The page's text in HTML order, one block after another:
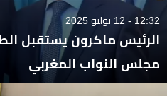
12:32 - 12 يوليو 2025
الرئيس ماكرون يستقبل
مجلس النواب المغربي